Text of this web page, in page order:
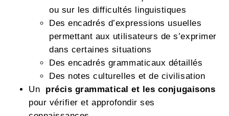
ou sur les difficultés linguistiques
Des encadrés d’expressions usuelles
permettant aux utilisateurs de s’exprimer
dans certaines situations
Des encadrés grammaticaux détaillés
Des notes culturelles et de civilisation
Un précis grammatical et les conjugaisons
pour vérifier et approfondir ses